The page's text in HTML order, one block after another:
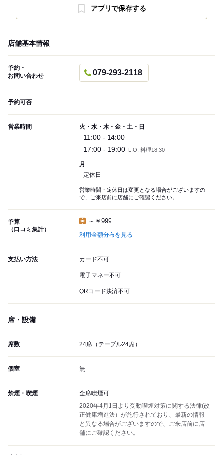
アプリで保存する
店舗基本情報
予約・
お問い合わせ
079-293-2118
予約可否
営業時間 火・水・木・金・土・日
11:00 - 14:00
17:00 - 19:00
L.O. 料理18:30
月
定休日
営業時間・定休日は変更となる場合がございますの
で、ご来店前に店舗にご確認ください。
予算
（口コミ集計）
～￥999
利用金額分布を見る
支払い方法 カード不可
電子マネー不可
QRコード決済不可
席・設備
席数 24席（テーブル24席）
個室 無
禁煙・喫煙
全席喫煙可
2020年4月1日より受動喫煙対策に関する法律(改
正健康増進法）が施行されており、最新の情報
と異なる場合がございますので、ご来店前に店
舗にご確認ください。